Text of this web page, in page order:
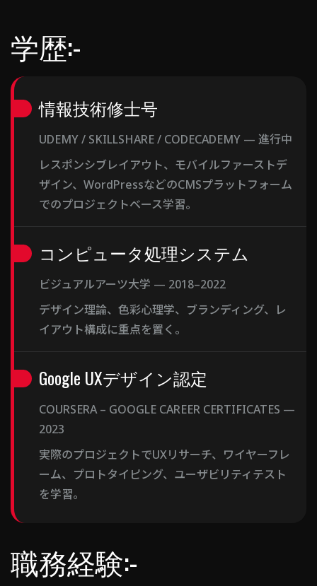
学歴:-
情報技術修士号
UDEMY / SKILLSHARE / CODECADEMY — 進行中
レスポンシブレイアウト、モバイルファーストデ
ザイン、WordPressなどのCMSプラットフォーム
でのプロジェクトベース学習。
コンピュータ処理システム
ビジュアルアーツ大学 — 2018–2022
デザイン理論、色彩心理学、ブランディング、レ
イアウト構成に重点を置く。
Google UXデザイン認定
COURSERA – GOOGLE CAREER CERTIFICATES —
2023
実際のプロジェクトでUXリサーチ、ワイヤーフレ
ーム、プロトタイピング、ユーザビリティテスト
を学習。
職務経験:-